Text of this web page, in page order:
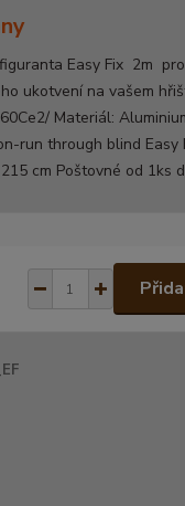
Easy Fix 2m
ukotvení na vašem
Materiál:
run through blind Easy
cm Poštovné od 1ks